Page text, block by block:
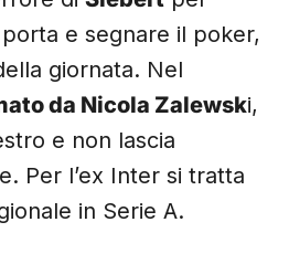
e segnare il poker,
giornata. Nel
da Nicola Zalewski,
e non lascia
Per l’ex Inter si tratta
in Serie A.